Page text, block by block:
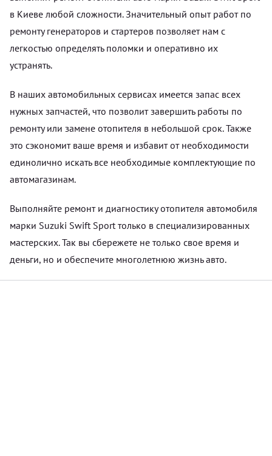
в Киеве любой сложности. Значительный опыт работ по
ремонту генераторов и стартеров позволяет нам с
легкостью определять поломки и оперативно их
устранять.
В наших автомобильных сервисах имеется запас всех
нужных запчастей, что позволит завершить работы по
ремонту или замене отопителя в небольшой срок. Также
это сэкономит ваше время и избавит от необходимости
единолично искать все необходимые комплектующие по
автомагазинам.
Выполняйте ремонт и диагностику отопителя автомобиля
марки Suzuki Swift Sport только в специализированных
мастерских. Так вы сбережете не только свое время и
деньги, но и обеспечите многолетнюю жизнь авто.